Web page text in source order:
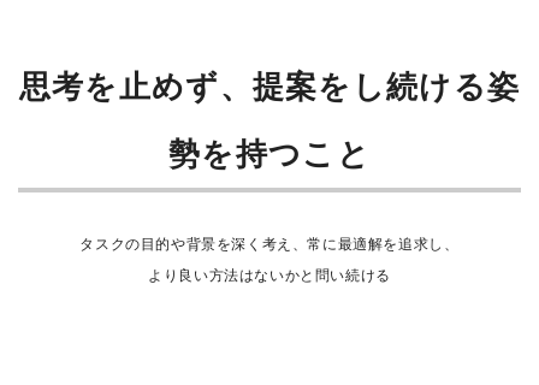
思考を止めず、提案をし続ける姿
勢を持つこと
タスクの目的や背景を深く考え、常に最適解を追求し、
より良い方法はないかと問い続ける